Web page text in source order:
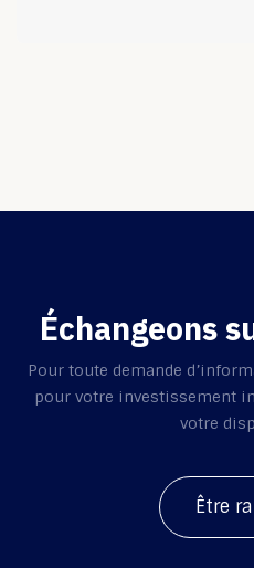
Échangeons
Pour toute demande
pour votre investissement
votre
Être